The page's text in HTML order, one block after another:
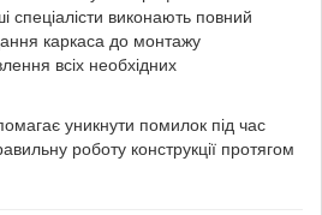
спеціалісти виконають повний
каркаса до монтажу
всіх необхідних
уникнути помилок під час
роботу конструкції протягом